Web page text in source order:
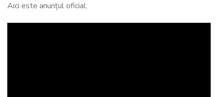
Aici este anunțul oficial: